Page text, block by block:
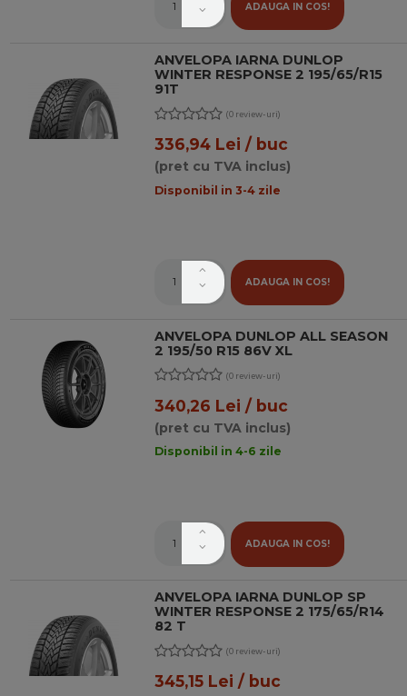
ADAUGA IN COS!
ANVELOPA IARNA DUNLOP
WINTER RESPONSE 2 195/65/R15
91T
(0 review-uri)
336,94 Lei / buc
(pret cu TVA inclus)
Disponibil in 3-4 zile
ADAUGA IN COS!
ANVELOPA DUNLOP ALL SEASON
2 195/50 R15 86V XL
(0 review-uri)
340,26 Lei / buc
(pret cu TVA inclus)
Disponibil in 4-6 zile
ADAUGA IN COS!
ANVELOPA IARNA DUNLOP SP
WINTER RESPONSE 2 175/65/R14
82 T
(0 review-uri)
345,15 Lei / buc